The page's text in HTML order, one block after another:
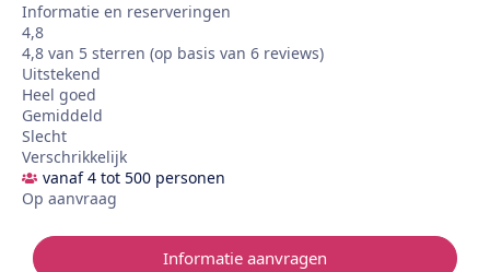
Informatie en reserveringen
4,8
4,8 van 5 sterren (op basis van 6 reviews)
Uitstekend
Heel goed
Gemiddeld
Slecht
Verschrikkelijk
vanaf 4 tot 500 personen
Op aanvraag
Informatie aanvragen